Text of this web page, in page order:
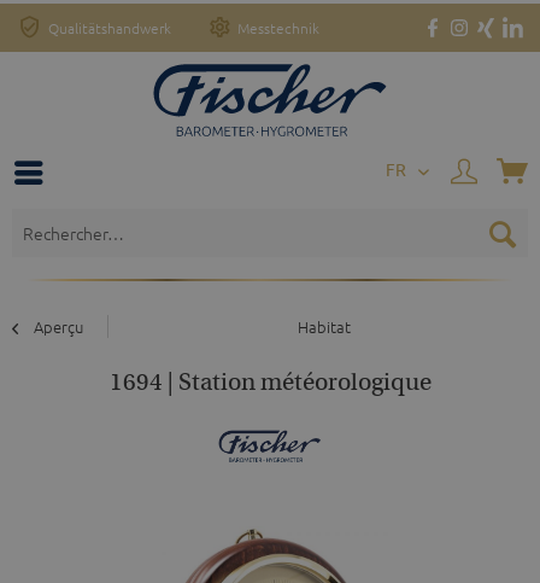
Qualitätshandwerk Messtechnik
FR
Aperçu Habitat
1694 | Station météorologique